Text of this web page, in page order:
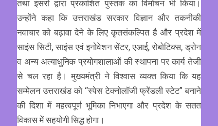
तथा इसरो द्वारा प्रकाशित पुस्तक का विमोचन भी किया।
उन्होंने कहा कि उत्तराखंड सरकार विज्ञान और तकनीकी
नवाचार को बढ़ावा देने के लिए कृतसंकल्पित है और प्रदेश में
साइंस सिटी, साइंस एवं इनोवेशन सेंटर, एआई, रोबोटिक्स, ड्रोन
व अन्य अत्याधुनिक प्रयोगशालाओं की स्थापना पर कार्य तेजी
से चल रहा है। मुख्यमंत्री ने विश्वास व्यक्त किया कि यह
सम्मेलन उत्तराखंड को “स्पेस टेक्नोलॉजी फ्रेंडली स्टेट” बनाने
की दिशा में महत्वपूर्ण भूमिका निभाएगा और प्रदेश के सतत
विकास में सहयोगी सिद्ध होगा।